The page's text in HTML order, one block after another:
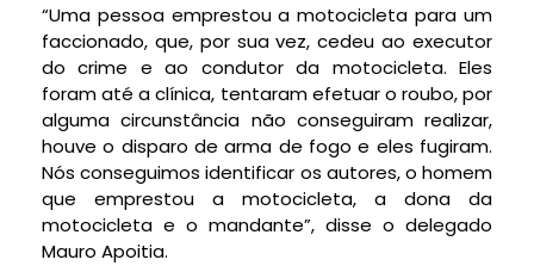
“Uma pessoa emprestou a motocicleta para um
faccionado, que, por sua vez, cedeu ao executor
do crime e ao condutor da motocicleta. Eles
foram até a clínica, tentaram efetuar o roubo, por
alguma circunstância não conseguiram realizar,
houve o disparo de arma de fogo e eles fugiram.
Nós conseguimos identificar os autores, o homem
que emprestou a motocicleta, a dona da
motocicleta e o mandante”, disse o delegado
Mauro Apoitia.